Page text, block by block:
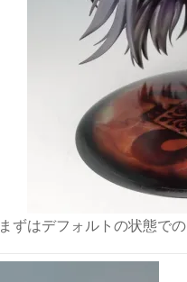
まずはデフォルトの状態で